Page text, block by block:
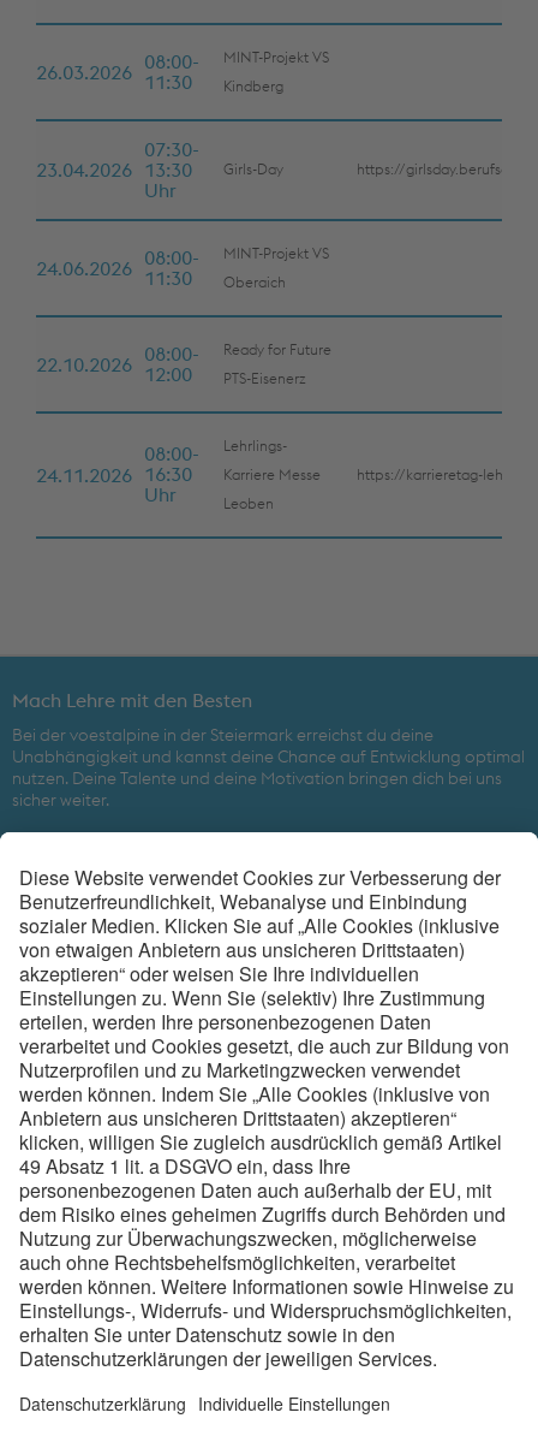
26.03.2026 08:00-
11:30
MINT-Projekt VS
Kindberg
23.04.2026
07:30-
13:30
Uhr
Girls-Day https://
24.06.2026 08:00-
11:30
MINT-Projekt VS
Oberaich
22.10.2026 08:00-
12:00
Ready for Future
PTS-Eisenerz
24.11.2026
08:00-
16:30
Uhr
Lehrlings-
Karriere Messe
Leoben
https://karrieretag-
Mach Lehre mit den Besten
Bei der voestalpine in der Steiermark erreichst du deine
Unabhängigkeit und kannst deine Chance auf Entwicklung optimal
nutzen. Deine Talente und deine Motivation bringen dich bei uns
sicher weiter.
gesichert.
voestalpine Metal Engineering Division in der Steiermark
6
Ausbildungsorte
4.870
MitarbeiterInnen
19
Lehrberufe
80-100
Lehrstellen/Jahr
Links:
Ausbildungen
Checkliste
Standorte